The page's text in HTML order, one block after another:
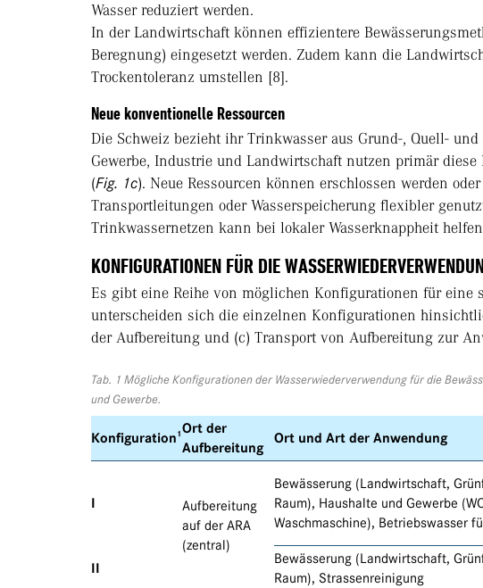
Wasser reduziert werden.
In der Landwirtschaft können effizientere
Beregnung) eingesetzt werden. Zudem kann die
Trockentoleranz umstellen [8].
Neue konventionelle Ressourcen
Die Schweiz bezieht ihr Trinkwasser aus Grund-, Quell- und
Gewerbe, Industrie und Landwirtschaft nutzen primär
(Fig. 1c). Neue Ressourcen können erschlossen werden
Transportleitungen oder Wasserspeicherung flexibler
Trinkwassernetzen kann bei lokaler Wasserknappheit
KONFIGURATIONEN FÜR DIE
Es gibt eine Reihe von möglichen Konfigurationen für eine
unterscheiden sich die einzelnen Konfigurationen
der Aufbereitung und (c) Transport von Aufbereitung zur
Tab. 1 Mögliche Konfigurationen der Wasserwiederverwendung für die
und Gewerbe.
Konfiguration¹
Ort der
Aufbereitung
Ort und Art der Anwendung
I
Aufbereitung
auf der ARA
(zentral)
Bewässerung (Landwirtschaft,
Raum), Haushalte und Gewerbe
Waschmaschine), Betriebswasser
II
Bewässerung (Landwirtschaft,
Raum), Strassenreinigung